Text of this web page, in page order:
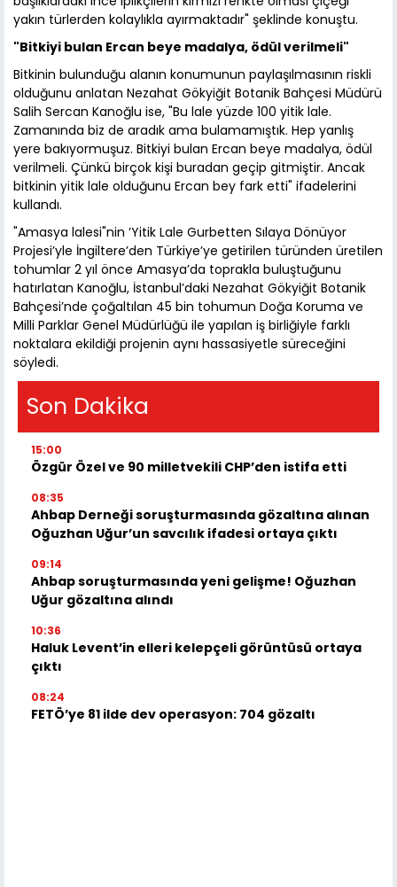
yakın türlerden kolaylıkla ayırmaktadır" şeklinde konuştu.
"Bitkiyi bulan Ercan beye madalya, ödül verilmeli"
Bitkinin bulunduğu alanın konumunun paylaşılmasının riskli
olduğunu anlatan Nezahat Gökyiğit Botanik Bahçesi Müdürü
Salih Sercan Kanoğlu ise, "Bu lale yüzde 100 yitik lale.
Zamanında biz de aradık ama bulamamıştık. Hep yanlış
yere bakıyormuşuz. Bitkiyi bulan Ercan beye madalya, ödül
verilmeli. Çünkü birçok kişi buradan geçip gitmiştir. Ancak
bitkinin yitik lale olduğunu Ercan bey fark etti" ifadelerini
kullandı.
"Amasya lalesi"nin ’Yitik Lale Gurbetten Sılaya Dönüyor
Projesi’yle İngiltere’den Türkiye’ye getirilen türünden üretilen
tohumlar 2 yıl önce Amasya’da toprakla buluştuğunu
hatırlatan Kanoğlu, İstanbul’daki Nezahat Gökyiğit Botanik
Bahçesi’nde çoğaltılan 45 bin tohumun Doğa Koruma ve
Milli Parklar Genel Müdürlüğü ile yapılan iş birliğiyle farklı
noktalara ekildiği projenin aynı hassasiyetle süreceğini
söyledi.
Son Dakika
15:00
Özgür Özel ve 90 milletvekili CHP’den istifa etti
08:35
Ahbap Derneği soruşturmasında gözaltına alınan
Oğuzhan Uğur’un savcılık ifadesi ortaya çıktı
09:14
Ahbap soruşturmasında yeni gelişme! Oğuzhan
Uğur gözaltına alındı
10:36
Haluk Levent’in elleri kelepçeli görüntüsü ortaya
çıktı
08:24
FETÖ’ye 81 ilde dev operasyon: 704 gözaltı